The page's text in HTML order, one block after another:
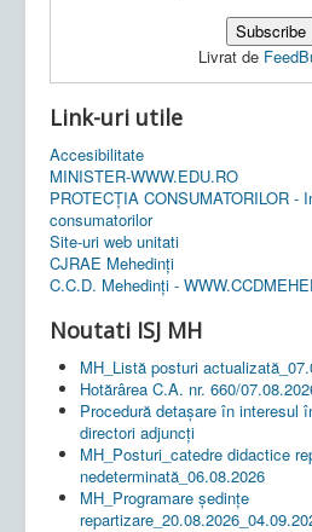
Livrat de
Link-uri utile
Accesibilitate
MINISTER-WWW.EDU.RO
PROTECȚIA CONSUMATORILOR -
consumatorilor
Site-uri web unitati
CJRAE Mehedinți
C.C.D. Mehedinţi -
Noutati ISJ MH
MH_Listă posturi
Hotărârea C.A. nr. 660/
Procedură detașare în interesul
directori adjuncți
MH_Posturi_catedre didactice
nedeterminată_06.08.2026
MH_Programare ședințe